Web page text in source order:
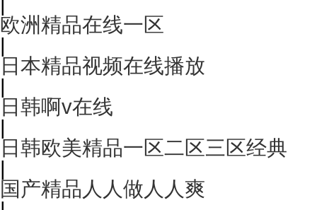
欧洲精品在线一区
|
日本精品视频在线播放
|
日韩啊v在线
|
日韩欧美精品一区二区三区经典
|
国产精品人人做人人爽